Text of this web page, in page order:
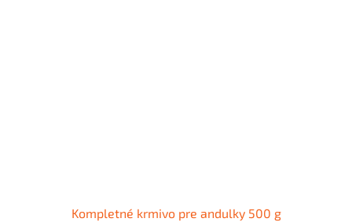
Kompletné krmivo pre andulky 500 g